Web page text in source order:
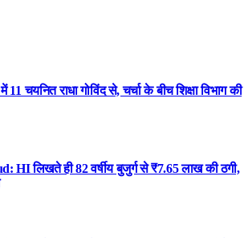
11 चयनित राधा गोविंद से, चर्चा के बीच शिक्षा विभाग की
HI लिखते ही 82 वर्षीय बुजुर्ग से ₹7.65 लाख की ठगी,